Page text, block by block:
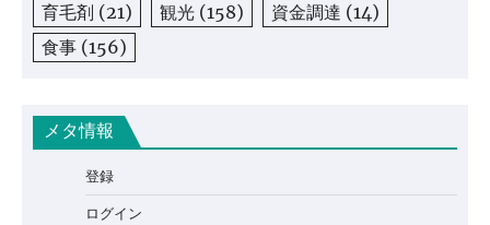
育毛剤 (21) 観光 (158) 資金調達 (14)
食事 (156)
メタ情報
登録
ログイン